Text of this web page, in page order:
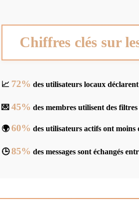
Chiffres clés sur
📈 72% des utilisateurs locaux
💌 45% des membres utilisent des
🌍60% des utilisateurs actifs ont
🕒85% des messages sont échangés